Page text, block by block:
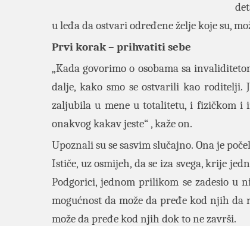
u leđa da ostvari određene želje koje su,
Prvi korak – prihvatiti sebe
„Kada govorimo o osobama sa
dalje, kako smo se ostvarili kao roditelji.
zaljubila u mene u totalitetu, i fizičkom i
onakvog kakav jeste“ , kaže on.
Upoznali su se sasvim slučajno. Ona je
Ističe, uz osmijeh, da se iza svega, krije
Podgorici, jednom prilikom se zadesio u
mogućnost da može da pređe kod njih da
može da pređe kod njih dok to ne završi.